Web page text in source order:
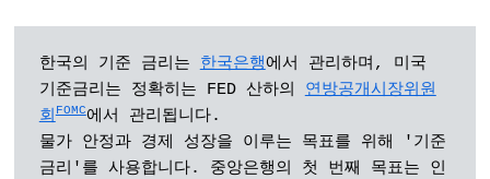
한국의 기준 금리는 한국은행에서 관리하며, 미국
기준금리는 정확히는 FED 산하의 연방공개시장위원
회FOMC에서 관리됩니다.
물가 안정과 경제 성장을 이루는 목표를 위해 '기준
금리'를 사용합니다. 중앙은행의 첫 번째 목표는 인